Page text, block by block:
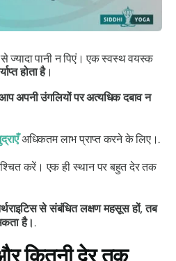
पानी न पिएं। एक स्वस्थ वयस्क
होता है।
अपनी उंगलियों पर अत्यधिक दबाव न
अधिकतम लाभ प्राप्त करने के लिए।.
करें। एक ही स्थान पर बहुत देर तक
से संबंधित लक्षण महसूस हों, तब
है।.